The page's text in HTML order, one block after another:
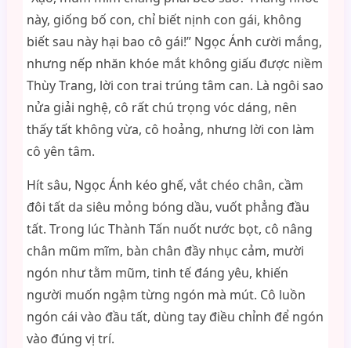
này, giống bố con, chỉ biết nịnh con gái, không
biết sau này hại bao cô gái!” Ngọc Ánh cười mắng,
nhưng nếp nhăn khóe mắt không giấu được niềm
Thùy Trang, lời con trai trúng tâm can. Là ngôi sao
nửa giải nghệ, cô rất chú trọng vóc dáng, nên
thấy tất không vừa, cô hoảng, nhưng lời con làm
cô yên tâm.
Hít sâu, Ngọc Ánh kéo ghế, vắt chéo chân, cầm
đôi tất da siêu mỏng bóng dầu, vuốt phẳng đầu
tất. Trong lúc Thành Tấn nuốt nước bọt, cô nâng
chân mũm mĩm, bàn chân đầy nhục cảm, mười
ngón như tằm mũm, tinh tế đáng yêu, khiến
người muốn ngậm từng ngón mà mút. Cô luồn
ngón cái vào đầu tất, dùng tay điều chỉnh để ngón
vào đúng vị trí.